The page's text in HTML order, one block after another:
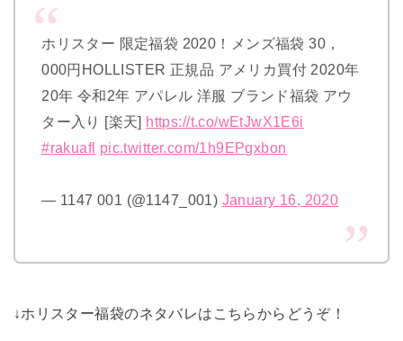
ホリスター 限定福袋 2020！メンズ福袋 30，
000円HOLLISTER 正規品 アメリカ買付 2020年
20年 令和2年 アパレル 洋服 ブランド福袋 アウ
ター入り [楽天] https://t.co/wEtJwX1E6i
#rakuafl pic.twitter.com/1h9EPgxbon
— 1147 001 (@1147_001) January 16, 2020
↓ホリスター福袋のネタバレはこちらからどうぞ！